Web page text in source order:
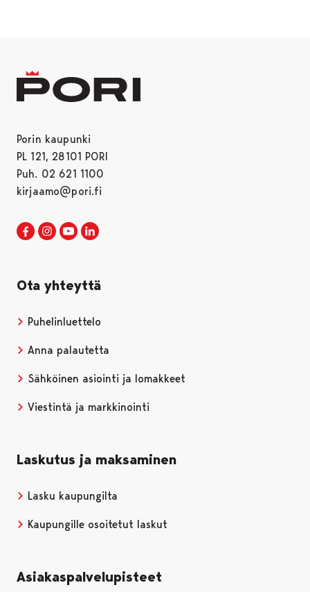
Porin kaupunki
PL 121, 28101 PORI
Puh. 02 621 1100
kirjaamo@pori.fi
Porin kaupunki Facebookissa
Avautuu uudessa välilehdessä
Porin kaupunki Instagramissa
Avautuu uudessa välilehdessä
Porin kaupunki Youtubessa
Avautuu uudessa välilehdessä
Ota yhteyttä
Puhelinluettelo
Anna palautetta
Sähköinen asiointi ja lomakkeet
Viestintä ja markkinointi
Laskutus ja maksaminen
Lasku kaupungilta
Kaupungille osoitetut laskut
Asiakaspalvelupisteet